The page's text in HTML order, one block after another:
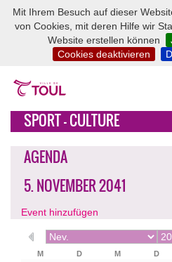
Mit Ihrem Besuch auf dieser
von Cookies, mit deren Hilfe wir
Website erstellen können
Cookies deaktivieren
SPORT - CULTURE
AGENDA
5. NOVEMBER 2041
Event hinzufügen
M D M D